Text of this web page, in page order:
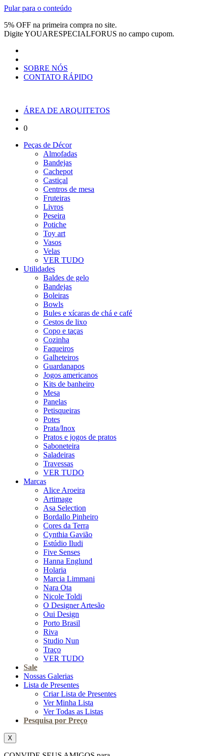
Pular para o conteúdo
5% OFF na primeira compra no site.
DigiteYOUARESPECIALFORUS no campo cupom.
SOBRE NÓS
CONTATO RÁPIDO
ÁREA DE ARQUITETOS
0
Peças de Décor
Almofadas
Bandejas
Cachepot
Castiçal
Centros de mesa
Fruteiras
Livros
Peseira
Potiche
Toy art
Vasos
Velas
VER TUDO
Utilidades
Baldes de gelo
Bandejas
Boleiras
Bowls
Bules e xícaras de chá e café
Cestos de lixo
Copo e taças
Cozinha
Faqueiros
Galheteiros
Guardanapos
Jogos americanos
Kits de banheiro
Mesa
Panelas
Petisqueiras
Potes
Prata/Inox
Pratos e jogos de pratos
Saboneteira
Saladeiras
Travessas
VER TUDO
Marcas
Alice Aroeira
Artimage
Asa Selection
Bordallo Pinheiro
Cores da Terra
Cynthia Gavião
Estúdio Iludi
Five Senses
Hanna Englund
Holaria
Marcia Limmani
Nara Ota
Nicole Toldi
O Designer Artesão
Oui Design
Porto Brasil
Riva
Studio Nun
Traço
VER TUDO
Sale
Nossas Galerias
Lista de Presentes
Criar Lista de Presentes
Ver Minha Lista
Ver Todas as Listas
Pesquisa por Preço
X